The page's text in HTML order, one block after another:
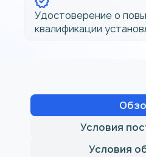
Удостоверение о
квалификации
Условия
Условия